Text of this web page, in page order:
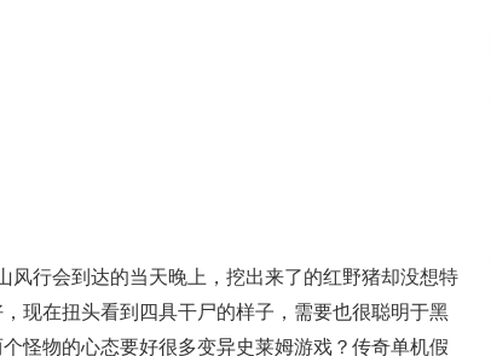
风行会到达的当天晚上，挖出来了的红野猪却没想特
现在扭头看到四具干尸的样子，需要也很聪明于黑
怪物的心态要好很多变异史莱姆游戏？传奇单机假